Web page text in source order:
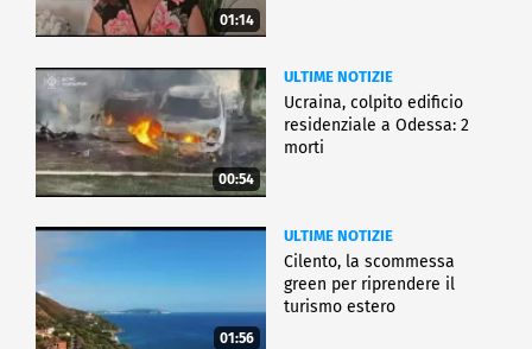
01:14
00:54
ULTIME NOTIZIE
Ucraina, colpito edificio
residenziale a Odessa: 2
morti
01:56
ULTIME NOTIZIE
Cilento, la scommessa
green per riprendere il
turismo estero